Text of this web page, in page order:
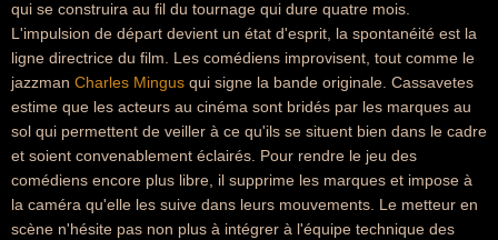
qui se construira au fil du tournage qui dure quatre mois.
L'impulsion de départ devient un état d'esprit, la spontanéité est la
ligne directrice du film. Les comédiens improvisent, tout comme le
jazzman Charles Mingus qui signe la bande originale. Cassavetes
estime que les acteurs au cinéma sont bridés par les marques au
sol qui permettent de veiller à ce qu'ils se situent bien dans le cadre
et soient convenablement éclairés. Pour rendre le jeu des
comédiens encore plus libre, il supprime les marques et impose à
la caméra qu'elle les suive dans leurs mouvements. Le metteur en
scène n'hésite pas non plus à intégrer à l'équipe technique des